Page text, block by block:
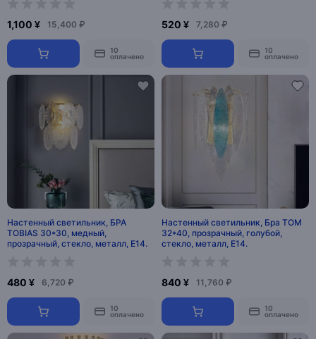
1,100 ¥ 15,400 ₽
10
оплачено
520 ¥ 7,280 ₽
10
оплачено
Настенный светильник, БРА
TOBIAS 30*30, медный,
прозрачный, стекло, металл, E14.
480 ¥ 6,720 ₽
10
оплачено
Настенный светильник, Бра TOM
32*40, прозрачный, голубой,
стекло, металл, Е14.
840 ¥ 11,760 ₽
10
оплачено